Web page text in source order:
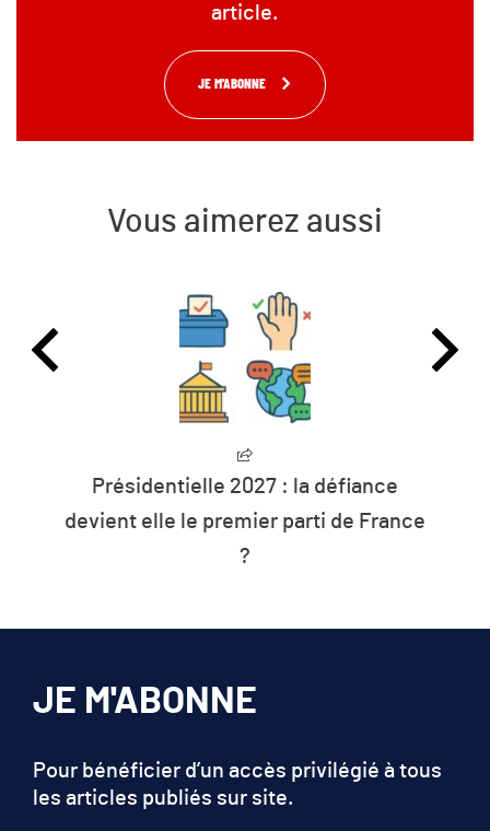
article.
JE M'ABONNE
Vous aimerez aussi
: la défiance
parti de France
L’humanité vit
JE M'ABONNE
Pour bénéficier d’un accès privilégié à tous
les articles publiés sur site.